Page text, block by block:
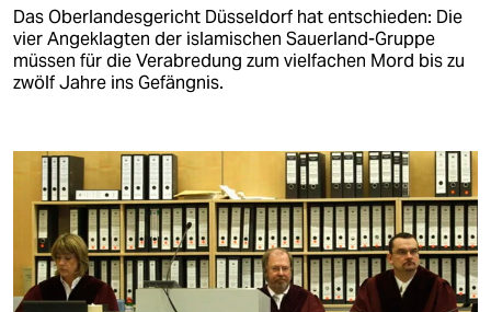
Das Oberlandesgericht Düsseldorf hat entschieden: Die
vier Angeklagten der islamischen Sauerland-Gruppe
müssen für die Verabredung zum vielfachen Mord bis zu
zwölf Jahre ins Gefängnis.